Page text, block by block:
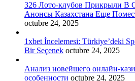
326 Лото-клубов Прикрыли В
Анонсы Казахстана Еще
octubre 24, 2025
1xbet İncelemesi: Türkiye’deki
Bir Seçenek octubre 24, 2025
Анализ новейшего онлайн-
особенности octubre 24, 2025